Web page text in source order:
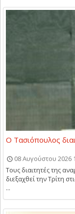
Ο Τασιόπουλος
08 Αυγούστου 2026
Τους διαιτητές της
διεξαχθεί την Τρίτη
...